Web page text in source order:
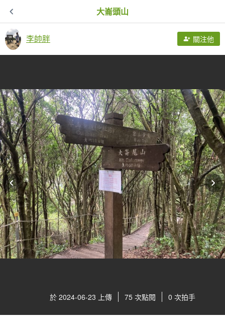
大崙頭山
李帥胖 關注他
於 2024-06-23 上傳 75 次點閱 0 次拍手